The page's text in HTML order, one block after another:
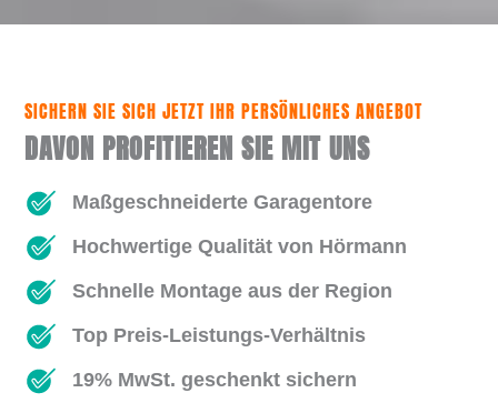
SICHERN SIE SICH JETZT IHR PERSÖNLICHES ANGEBOT
DAVON PROFITIEREN SIE MIT UNS
Maßgeschneiderte Garagentore
Hochwertige Qualität von Hörmann
Schnelle Montage aus der Region
Top Preis-Leistungs-Verhältnis
19% MwSt. geschenkt sichern